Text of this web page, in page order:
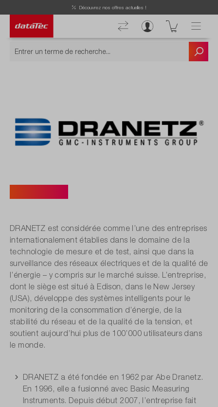
Découvrez nos offres actuelles !
DRANETZ est considérée comme l’une des entreprises
internationalement établies dans le domaine de la
technologie de mesure et de test, ainsi que dans la
surveillance des réseaux électriques et de la qualité de
l’énergie – y compris sur le marché suisse. L’entreprise,
dont le siège est situé à Edison, dans le New Jersey
(USA), développe des systèmes intelligents pour le
monitoring de la consommation d’énergie, de la
stabilité du réseau et de la qualité de la tension, et
soutient aujourd’hui plus de 100’000 utilisateurs dans
le monde.
DRANETZ a été fondée en 1962 par Abe Dranetz.
En 1996, elle a fusionné avec Basic Measuring
Instruments. Depuis début 2007, l’entreprise fait